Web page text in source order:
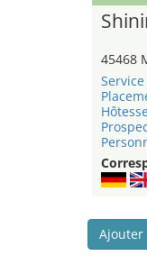
45468
Ajouter